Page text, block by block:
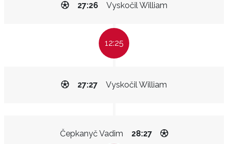
Vyskočil William
27:26
12:25
Vyskočil William
27:27
Čepkanyč Vadim 28:27